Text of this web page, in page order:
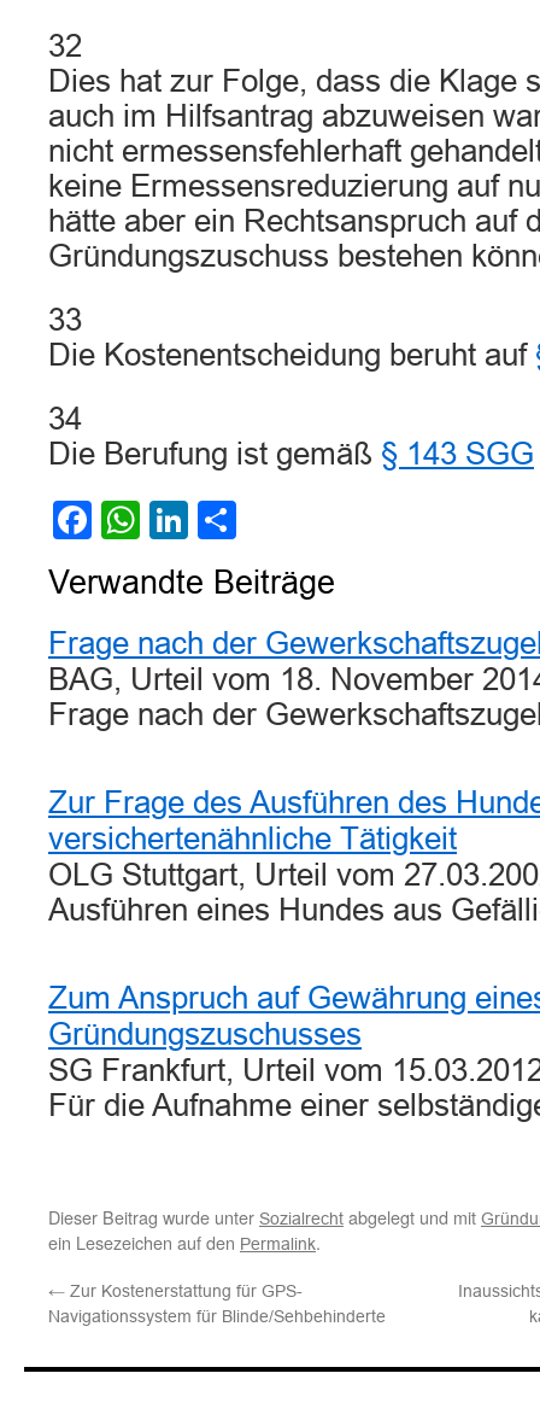
32
Dies hat zur Folge, dass die Klage
auch im Hilfsantrag abzuweisen
nicht ermessensfehlerhaft
keine Ermessensreduzierung auf
hätte aber ein Rechtsanspruch auf
Gründungszuschuss bestehen
33
Die Kostenentscheidung beruht auf
34
Die Berufung ist gemäß § 143 SGG
Facebook
WhatsApp
LinkedIn
Verwandte Beiträge
Frage nach der
BAG, Urteil vom 18. November
Frage nach der
Zur Frage des Ausführen des
versichertenähnliche Tätigkeit
OLG Stuttgart, Urteil vom
Ausführen eines Hundes aus
Zum Anspruch auf Gewährung
Gründungszuschusses
SG Frankfurt, Urteil vom
Für die Aufnahme einer
Dieser Beitrag wurde unter Sozialrecht abgelegt und mit
ein Lesezeichen auf den Permalink.
← Zur Kostenerstattung für GPS-
Navigationssystem für Blinde/Sehbehinderte